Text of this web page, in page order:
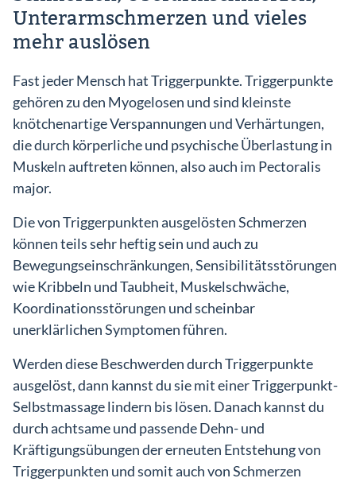
Unterarmschmerzen und vieles
mehr auslösen
Fast jeder Mensch hat Triggerpunkte. Triggerpunkte
gehören zu den Myogelosen und sind kleinste
knötchenartige Verspannungen und Verhärtungen,
die durch körperliche und psychische Überlastung in
Muskeln auftreten können, also auch im Pectoralis
major.
Die von Triggerpunkten ausgelösten Schmerzen
können teils sehr heftig sein und auch zu
Bewegungseinschränkungen, Sensibilitätsstörungen
wie Kribbeln und Taubheit, Muskelschwäche,
Koordinationsstörungen und scheinbar
unerklärlichen Symptomen führen.
Werden diese Beschwerden durch Triggerpunkte
ausgelöst, dann kannst du sie mit einer Triggerpunkt-
Selbstmassage lindern bis lösen. Danach kannst du
durch achtsame und passende Dehn- und
Kräftigungsübungen der erneuten Entstehung von
Triggerpunkten und somit auch von Schmerzen